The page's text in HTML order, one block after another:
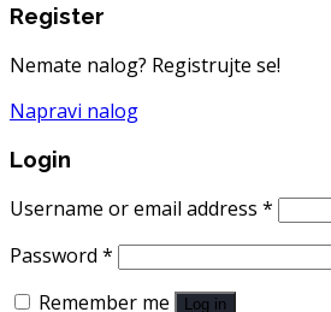
Register
Nemate nalog? Registrujte se!
Napravi nalog
Login
Username or email address *
Password *
Remember me
Log in